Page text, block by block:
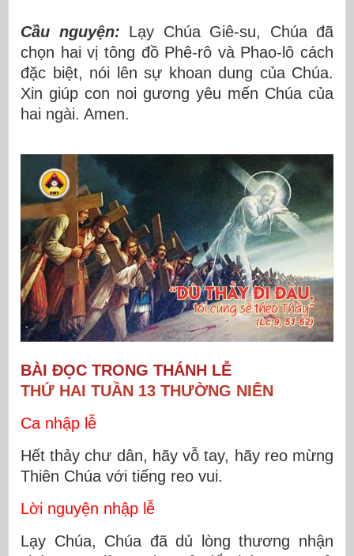
Cầu nguyện: Lạy Chúa Giê-su, Chúa đã
chọn hai vị tông đồ Phê-rô và Phao-lô cách
đặc biệt, nói lên sự khoan dung của Chúa.
Xin giúp con noi gương yêu mến Chúa của
hai ngài. Amen.
BÀI ĐỌC TRONG THÁNH LỄ
THỨ HAI TUẦN 13 THƯỜNG NIÊN
Ca nhập lễ
Hết thảy chư dân, hãy vỗ tay, hãy reo mừng
Thiên Chúa với tiếng reo vui.
Lời nguyện nhập lễ
Lạy Chúa, Chúa đã dủ lòng thương nhận